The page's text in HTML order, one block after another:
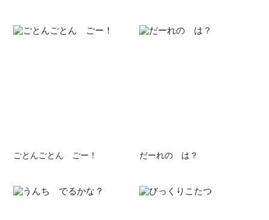
ごとんごとん ごー！ だーれの は？